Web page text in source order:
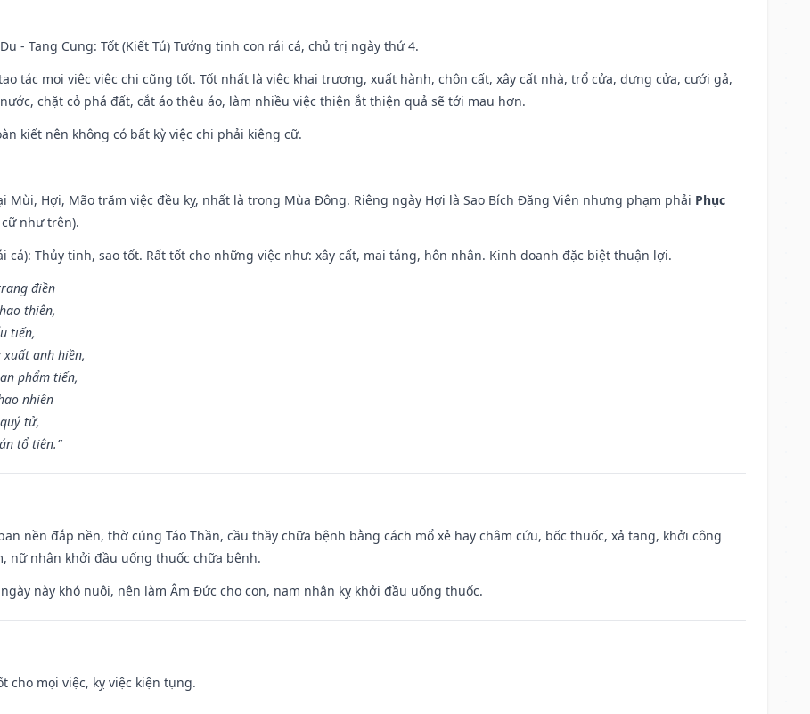
- Tang Cung: Tốt (Kiết Tú) Tướng tinh con rái cá, chủ trị ngày thứ 4.
tác mọi việc việc chi cũng tốt. Tốt nhất là việc khai trương, xuất hành, chôn cất, xây cất nhà, trổ cửa, dựng cửa, cưới gả,
chặt cỏ phá đất, cắt áo thêu áo, làm nhiều việc thiện ắt thiện quả sẽ tới mau hơn.
kiết nên không có bất kỳ việc chi phải kiêng cữ.
Mùi, Hợi, Mão trăm việc đều kỵ, nhất là trong Mùa Đông. Riêng ngày Hợi là Sao Bích Đăng Viên nhưng phạm phải Phục
như trên).
cá): Thủy tinh, sao tốt. Rất tốt cho những việc như: xây cất, mai táng, hôn nhân. Kinh doanh đặc biệt thuận lợi.
điền
thiên,
tiến,
anh hiền,
phẩm tiến,
nhiên
tử,
tổ tiên.”
nền đắp nền, thờ cúng Táo Thần, cầu thầy chữa bệnh bằng cách mổ xẻ hay châm cứu, bốc thuốc, xả tang, khởi công
nữ nhân khởi đầu uống thuốc chữa bệnh.
này khó nuôi, nên làm Âm Đức cho con, nam nhân kỵ khởi đầu uống thuốc.
cho mọi việc, kỵ việc kiện tụng.